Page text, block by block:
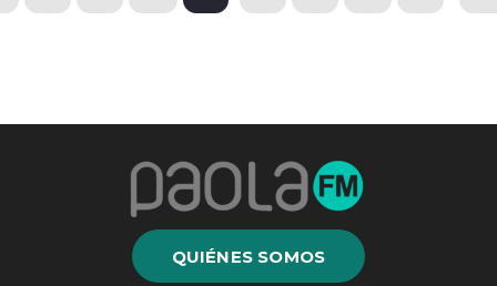
QUIÉNES SOMOS